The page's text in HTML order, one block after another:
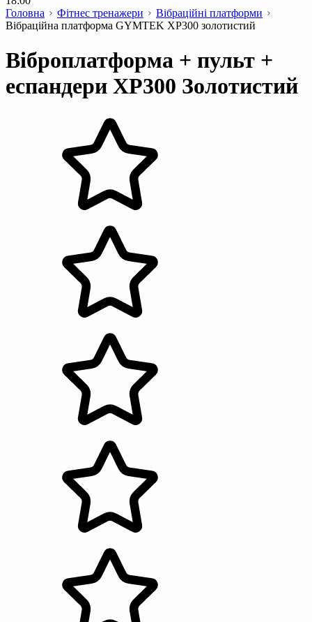
Головна
Фітнес тренажери
Вібраційні платформи
Вібраційна платформа GYMTEK XP300 золотистий
Віброплатформа + пульт +
еспандери XP300 Золотистий